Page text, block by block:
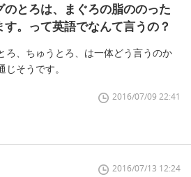
とろは、まぐろの脂ののった
。って英語でなんて言うの？
ろ、ちゅうとろ、は一体どう言うのか
そうです。
2016/07/09 22:41
2016/07/13 12:24